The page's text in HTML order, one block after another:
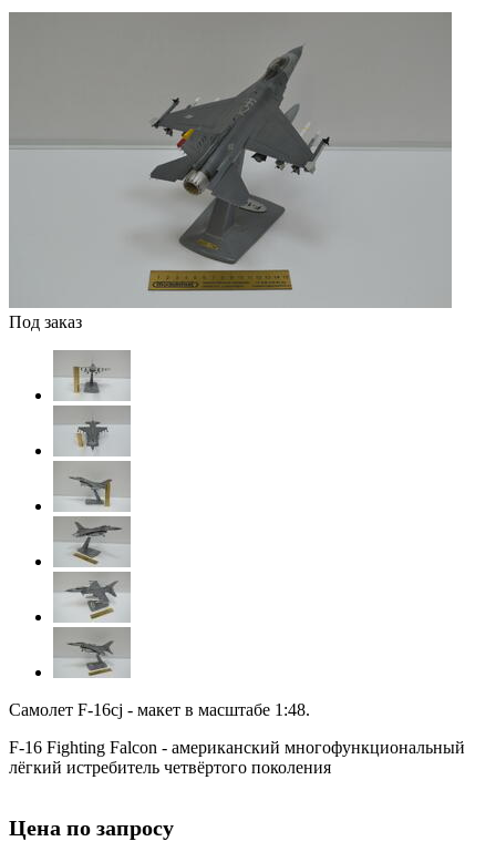
Под заказ
Самолет F-16cj - макет в масштабе 1:48.
F-16 Fighting Falcon - американский многофункциональный
лёгкий истребитель четвёртого поколения
Цена по запросу